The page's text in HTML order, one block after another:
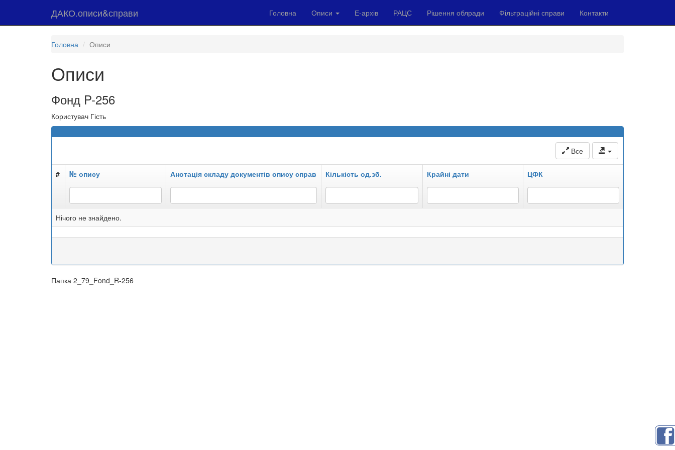
ДАКО.описи&справи Головна Описи Е-архів РАЦС Рішення облради Фільтраційні справи Контакти
Головна Описи
Описи
Фонд P-256
Користувач Гість
Все
# № опису Анотація складу документів опису справ Кількість од.зб. Крайні дати ЦФК
Нічого не знайдено.
Папка 2_79_Fond_R-256